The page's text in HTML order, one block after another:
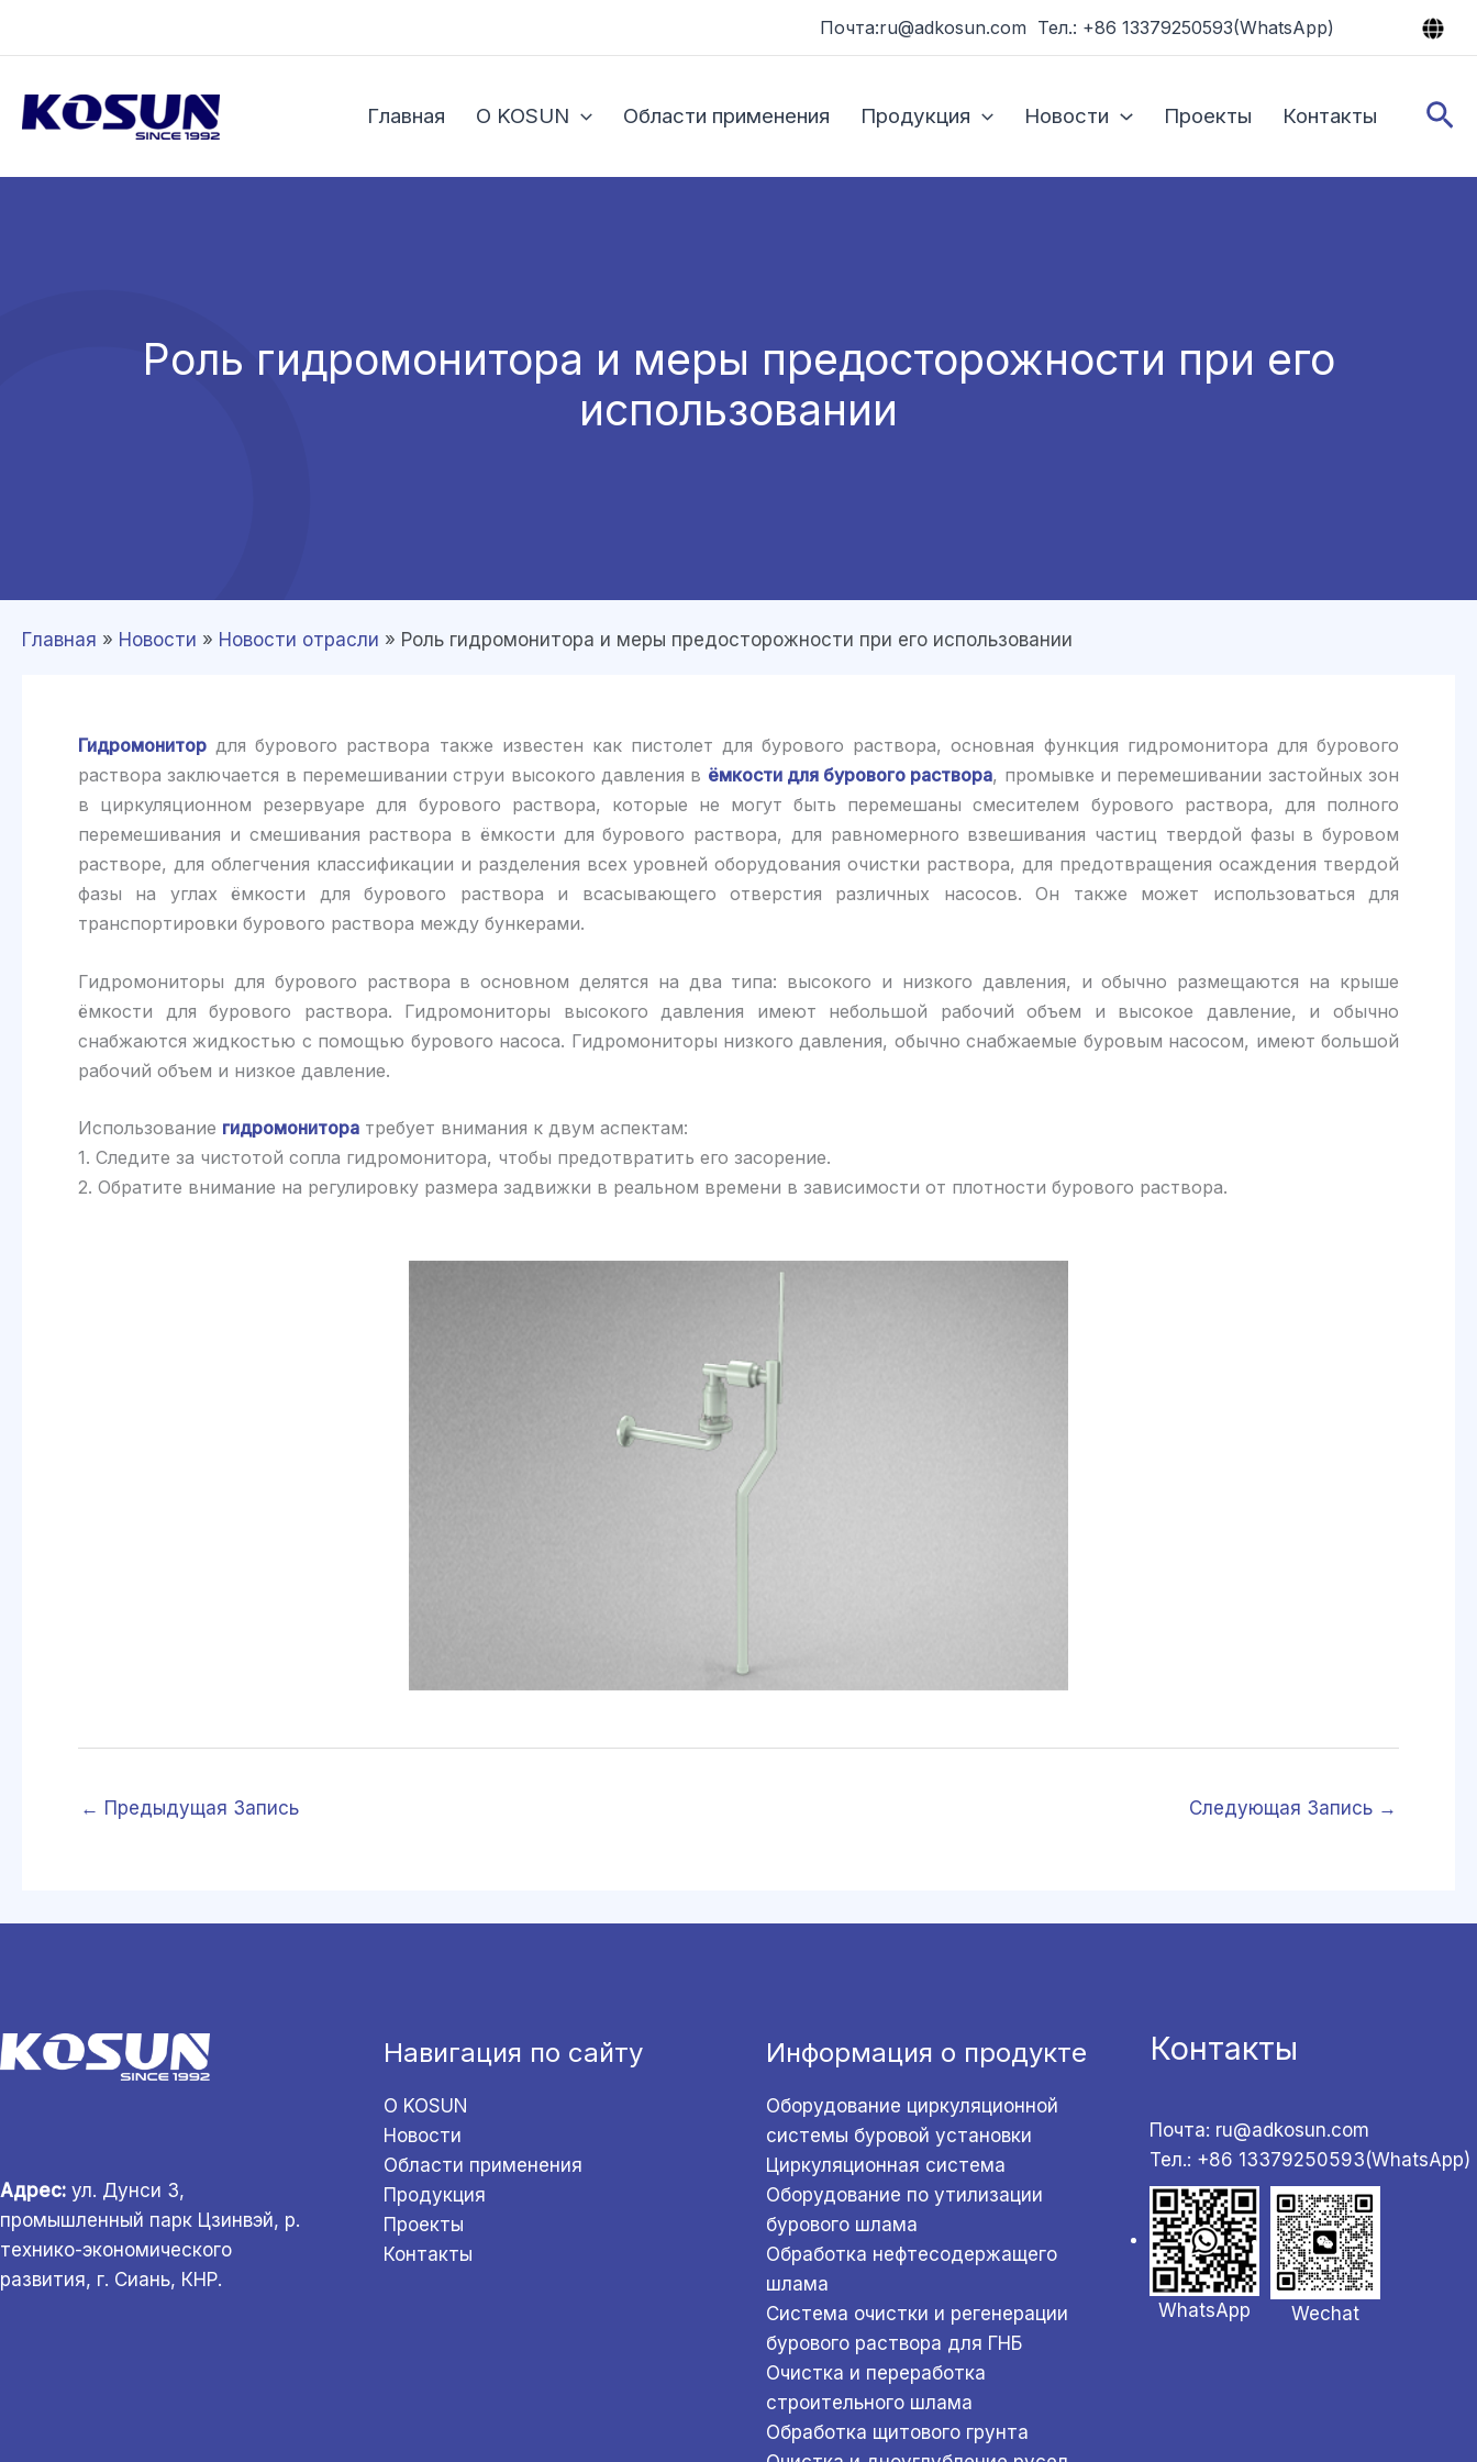
Почта:ru@adkosun.com Тел.: +86 13379250593(WhatsApp)
Главная О KOSUN Области применения Продукция Новости Проекты Контакты
Роль гидромонитора и меры предосторожности при его
использовании
Главная » Новости » Новости отрасли » Роль гидромонитора и меры предосторожности при его использовании
Гидромонитор для бурового раствора также известен как пистолет для бурового раствора, основная функция гидромонитора для бурового
раствора заключается в перемешивании струи высокого давления в ёмкости для бурового раствора, промывке и перемешивании застойных зон
в циркуляционном резервуаре для бурового раствора, которые не могут быть перемешаны смесителем бурового раствора, для полного
перемешивания и смешивания раствора в ёмкости для бурового раствора, для равномерного взвешивания частиц твердой фазы в буровом
растворе, для облегчения классификации и разделения всех уровней оборудования очистки раствора, для предотвращения осаждения твердой
фазы на углах ёмкости для бурового раствора и всасывающего отверстия различных насосов. Он также может использоваться для
транспортировки бурового раствора между бункерами.
Гидромониторы для бурового раствора в основном делятся на два типа: высокого и низкого давления, и обычно размещаются на крыше
ёмкости для бурового раствора. Гидромониторы высокого давления имеют небольшой рабочий объем и высокое давление, и обычно
снабжаются жидкостью с помощью бурового насоса. Гидромониторы низкого давления, обычно снабжаемые буровым насосом, имеют большой
рабочий объем и низкое давление.
Использование гидромонитора требует внимания к двум аспектам:
1. Следите за чистотой сопла гидромонитора, чтобы предотвратить его засорение.
2. Обратите внимание на регулировку размера задвижки в реальном времени в зависимости от плотности бурового раствора.
← Предыдущая Запись Следующая Запись →
Адрес: ул. Дунси 3,
промышленный парк Цзинвэй, р.
технико-экономического
развития, г. Сиань, КНР.
Навигация по сайту
О KOSUN
Новости
Области применения
Продукция
Проекты
Контакты
Информация о продукте
Оборудование циркуляционной
системы буровой установки
Циркуляционная система
Оборудование по утилизации
бурового шлама
Обработка нефтесодержащего
шлама
Система очистки и регенерации
бурового раствора для ГНБ
Очистка и переработка
строительного шлама
Обработка щитового грунта
Контакты
Почта: ru@adkosun.com
Тел.: +86 13379250593(WhatsApp)
WhatsApp Wechat